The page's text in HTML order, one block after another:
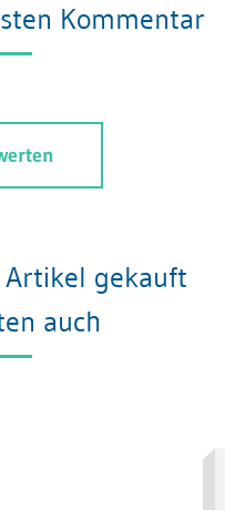
Kommentar
Artikel gekauft
auch